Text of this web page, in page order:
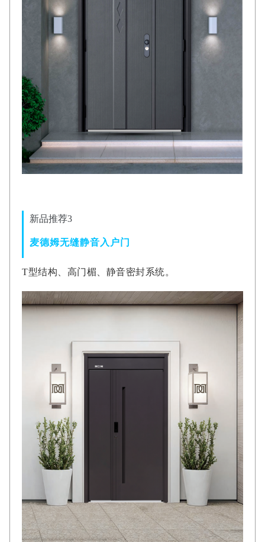
新品推荐3
麦德姆无缝静音入户门
T型结构、高门楣、静音密封系统。